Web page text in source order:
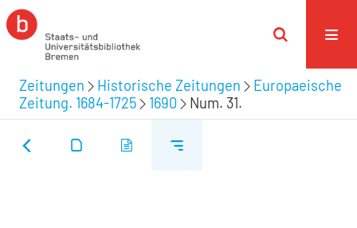
Zeitungen Historische Zeitungen
Europaeische
Zeitung. 1684-1725
1690 Num. 31.